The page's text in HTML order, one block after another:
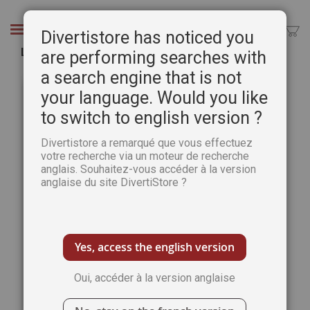
Chercher
Le petit homme gris
Passer
galerie
d’images
Divertistore has noticed you
are performing searches with
a search engine that is not
your language. Would you like
to switch to english version ?
Divertistore a remarqué que vous effectuez
votre recherche via un moteur de recherche
anglais. Souhaitez-vous accéder à la version
anglaise du site DivertiStore ?
Yes, access the english version
Oui, accéder à la version anglaise